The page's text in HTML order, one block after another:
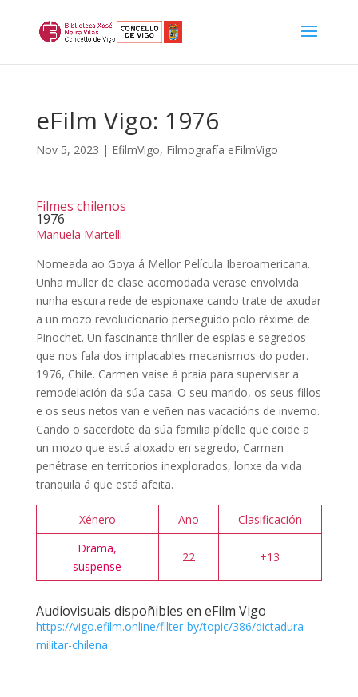
eFilm Vigo: 1976
Nov 5, 2023 | EfilmVigo, Filmografía eFilmVigo
Filmes chilenos
1976
Manuela Martelli
Nomeada ao Goya á Mellor Película Iberoamericana.
Unha muller de clase acomodada verase envolvida
nunha escura rede de espionaxe cando trate de axudar
a un mozo revolucionario perseguido polo réxime de
Pinochet. Un fascinante thriller de espías e segredos
que nos fala dos implacables mecanismos do poder.
1976, Chile. Carmen vaise á praia para supervisar a
remodelación da súa casa. O seu marido, os seus fillos
e os seus netos van e veñen nas vacacións de inverno.
Cando o sacerdote da súa familia pídelle que coide a
un mozo que está aloxado en segredo, Carmen
penétrase en territorios inexplorados, lonxe da vida
tranquila á que está afeita.
Xénero Ano
Clasificación
Drama,
suspense
22 +13
Audiovisuais dispoñibles en eFilm Vigo
https://vigo.efilm.online/filter-by/topic/386/dictadura-
militar-chilena